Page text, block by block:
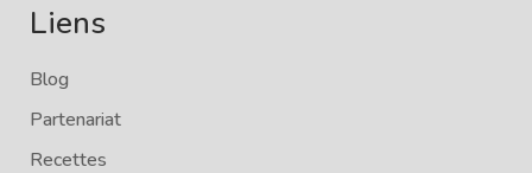
Liens
Blog
Partenariat
Recettes